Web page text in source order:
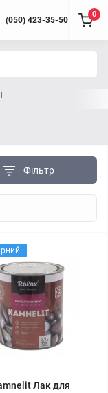
(050) 423-35-50
0
Фільтр
Лак для